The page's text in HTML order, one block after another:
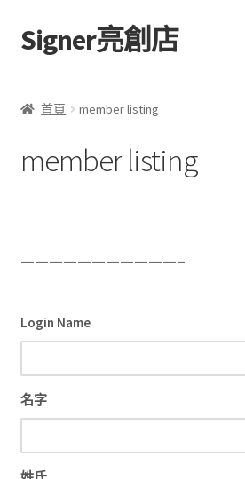
跳
至
覽
跳
至
要
Signer亮創店
網上書店
文創
首頁 member listing
member listing
———————————–
Login Name
名字